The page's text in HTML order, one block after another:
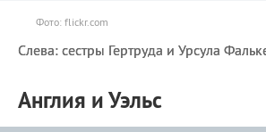
Фото: flickr.com
Слева: сестры Гертруда и Урсула
Англия и Уэльс